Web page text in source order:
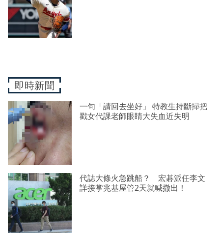
即時新聞
一句「請回去坐好」 特教生持斷掃把
戳女代課老師眼睛大失血近失明
代誌大條火急跳船？ 宏碁派任李文
詳接掌兆基屋管2天就喊撤出！